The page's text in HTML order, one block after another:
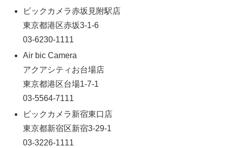
ビックカメラ赤坂見附駅店
東京都港区赤坂3-1-6
03-6230-1111
Air bic Camera
アクアシティお台場店
東京都港区台場1-7-1
03-5564-7111
ビックカメラ新宿東口店
東京都新宿区新宿3-29-1
03-3226-1111